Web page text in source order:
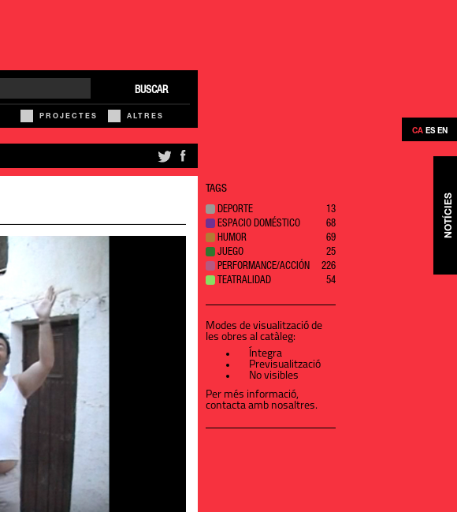
CA ES EN
NOTÍCIES
BUSCAR
PROJECTES ALTRES
TAGS
DEPORTE
13
ESPACIO DOMÉSTICO
68
HUMOR
69
JUEGO
25
PERFORMANCE/ACCIÓN
226
TEATRALIDAD
54
Modes de visualització de
les obres al catàleg:
Íntegra
Previsualització
No visibles
Per més informació,
contacta amb nosaltres.